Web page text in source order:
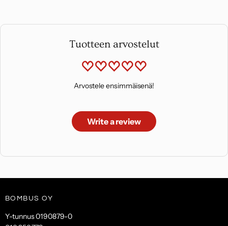
Tuotteen arvostelut
Arvostele ensimmäisenä!
Write a review
BOMBUS OY
Y-tunnus 0190879-0